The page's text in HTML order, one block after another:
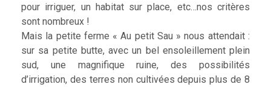
pour irriguer, un habitat sur place, etc…nos critères
sont nombreux !
Mais la petite ferme « Au petit Sau » nous attendait :
sur sa petite butte, avec un bel ensoleillement plein
sud, une magnifique ruine, des possibilités
d’irrigation, des terres non cultivées depuis plus de 8